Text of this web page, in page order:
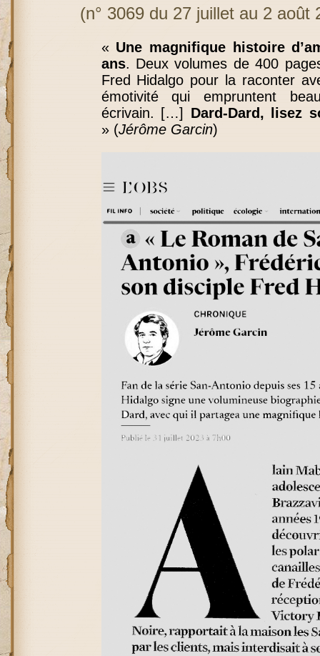
(n° 3069 du 27 juillet au 2 août
« Une magnifique histoire
ans. Deux volumes de 400
Fred Hidalgo pour la raconter
émotivité qui empruntent
écrivain. […] Dard-Dard, lisez
»(Jérôme Garcin)